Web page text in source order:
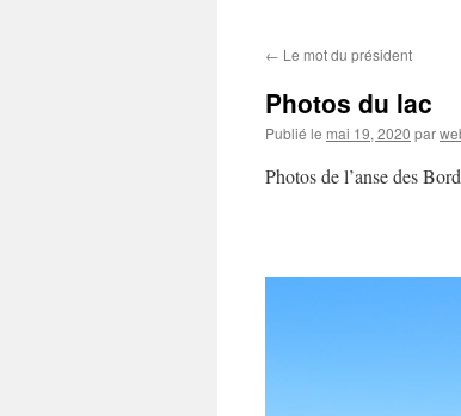
contenu
← Le mot du président
Photos du lac
Publié le mai 19, 2020 par
Photos de l’anse des